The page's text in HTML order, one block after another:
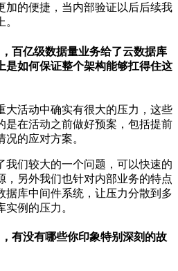
加的便捷，当内部验证以后后续我
百亿级数据量业务给了云数据库
是如何保证整个架构能够扛得住这
大活动中确实有很大的压力，这些
是在活动之前做好预案，包括提前
的应对方案。
我们较大的一个问题，可以快速的
，另外我们也针对内部业务的特点
据库中间件系统，让压力分散到多
例的压力。
有没有哪些你印象特别深刻的故